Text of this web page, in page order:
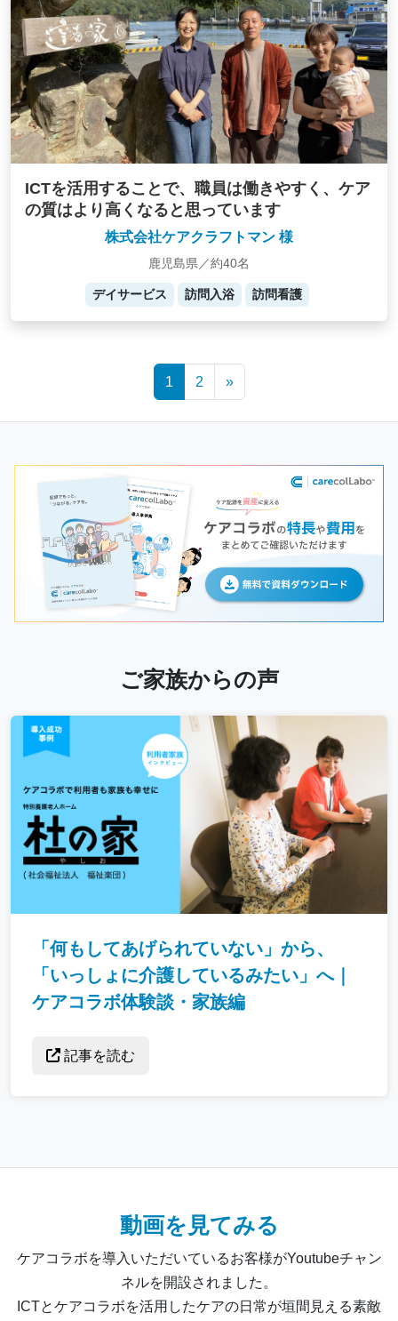
ICTを活用することで、職員は働きやすく、ケア
の質はより高くなると思っています
株式会社ケアクラフトマン 様
鹿児島県／約40名
デイサービス 訪問入浴 訪問看護
1 2 »
ご家族からの声
「何もしてあげられていない」から、
「いっしょに介護しているみたい」へ｜
ケアコラボ体験談・家族編
記事を読む
動画を見てみる
ケアコラボを導入いただいているお客様がYoutubeチャン
ネルを開設されました。
ICTとケアコラボを活用したケアの日常が垣間見える素敵